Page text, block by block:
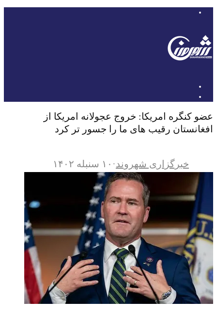
عضو کنگره امریکا: خروج عجولانه امریکا از
افغانستان رقیب های ما را جسور تر کرد
خبرگزاری شهروند· ۱۰ سنبله ۱۴۰۲